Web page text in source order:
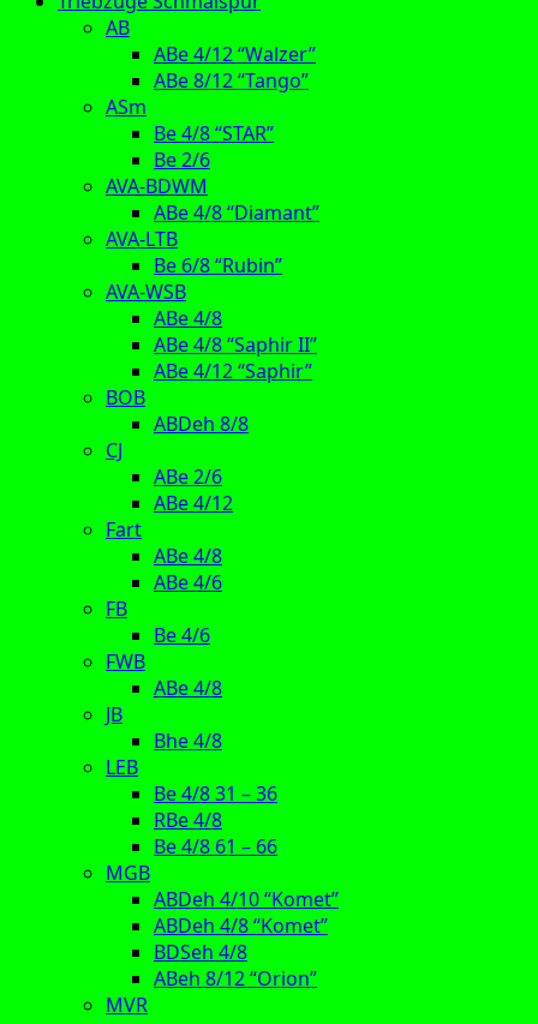
AB
ABe 4/12 “Walzer”
ABe 8/12 “Tango”
ASm
Be 4/8 “STAR”
Be 2/6
AVA-BDWM
ABe 4/8 “Diamant”
AVA-LTB
Be 6/8 “Rubin”
AVA-WSB
ABe 4/8
ABe 4/8 “Saphir II”
ABe 4/12 “Saphir”
BOB
ABDeh 8/8
CJ
ABe 2/6
ABe 4/12
Fart
ABe 4/8
ABe 4/6
FB
Be 4/6
FWB
ABe 4/8
JB
Bhe 4/8
LEB
Be 4/8 31 – 36
RBe 4/8
Be 4/8 61 – 66
MGB
ABDeh 4/10 “Komet”
ABDeh 4/8 “Komet”
BDSeh 4/8
ABeh 8/12 “Orion”
MVR